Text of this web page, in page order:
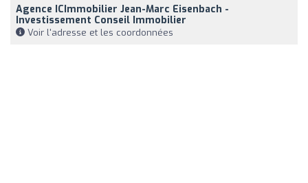
Agence ICImmobilier Jean-Marc Eisenbach -
Investissement Conseil Immobilier
Voir l'adresse et les coordonnées